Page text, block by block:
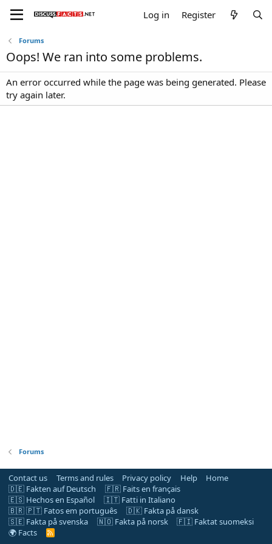
Log in Register
Forums
Oops! We ran into some problems.
An error occurred while the page was being generated. Please
try again later.
Forums
Contact us Terms and rules Privacy policy Help
Home
🇩🇪 Fakten auf Deutsch
🇫🇷 Faits en français
🇪🇸 Hechos en Español
🇮🇹 Fatti in Italiano
🇧🇷 🇵🇹 Fatos em português
🇩🇰 Fakta på dansk
🇸🇪 Fakta på svenska
🇳🇴 Fakta på norsk
🇫🇮 Faktat suomeksi
🌍 Facts
R